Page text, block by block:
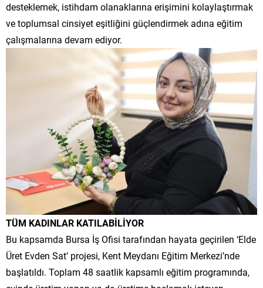
desteklemek, istihdam olanaklarına erişimini kolaylaştırmak
ve toplumsal cinsiyet eşitliğini güçlendirmek adına eğitim
çalışmalarına devam ediyor.
TÜM KADINLAR KATILABİLİYOR
Bu kapsamda Bursa İş Ofisi tarafından hayata geçirilen ‘Elde
Üret Evden Sat’ projesi, Kent Meydanı Eğitim Merkezi’nde
başlatıldı. Toplam 48 saatlik kapsamlı eğitim programında,